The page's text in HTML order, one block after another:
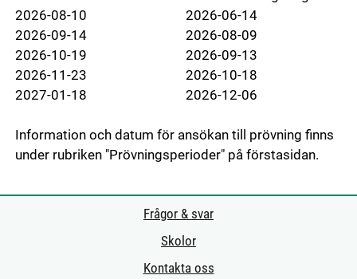
2026-08-10 2026-06-14
2026-09-14 2026-08-09
2026-10-19 2026-09-13
2026-11-23 2026-10-18
2027-01-18 2026-12-06
Information och datum för ansökan till prövning finns
under rubriken "Prövningsperioder" på förstasidan.
Frågor & svar
Skolor
Kontakta oss